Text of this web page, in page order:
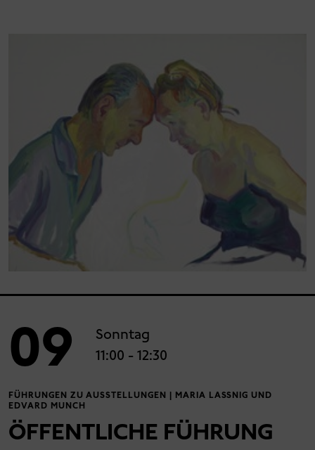
09
Sonntag
11:00 - 12:30
FÜHRUNGEN ZU AUSSTELLUNGEN | MARIA LASSNIG UND
EDVARD MUNCH
ÖFFENTLICHE FÜHRUNG